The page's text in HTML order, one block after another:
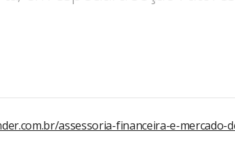
assessoria-financeira-e-